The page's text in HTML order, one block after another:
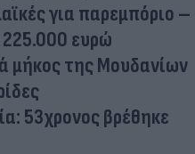
για παρεμπόριο –
ευρώ
μήκος της Μουδανίων
53χρονος βρέθηκε